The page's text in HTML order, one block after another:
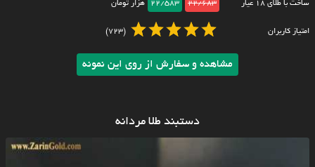
ساخت با طلای ۱۸ عیار 22/683
22/583 هزار تومان
امتیاز کاربران (723)
مشاهده و سفارش از روی این نمونه
دستبند طلا مردانه